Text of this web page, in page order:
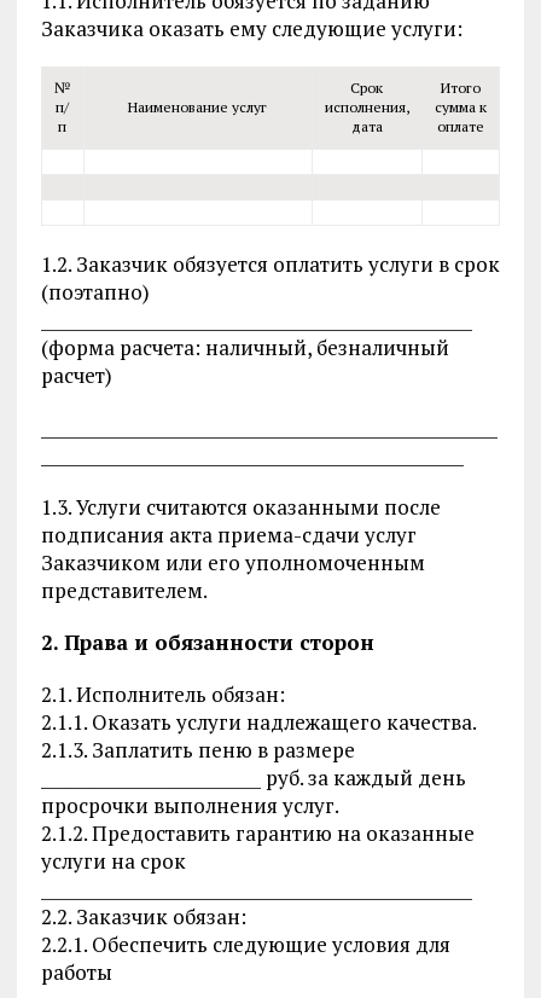
Заказчика оказать ему следующие услуги:
№
п/
п
Наименование услуг
Срок
исполнения,
дата
Итого
сумма к
оплате
1.2. Заказчик обязуется оплатить услуги в срок
(поэтапно)
(форма расчета: наличный, безналичный
расчет)
1.3. Услуги считаются оказанными после
подписания акта приема-сдачи услуг
Заказчиком или его уполномоченным
представителем.
2. Права и обязанности сторон
2.1. Исполнитель обязан:
2.1.1. Оказать услуги надлежащего качества.
2.1.3. Заплатить пеню в размере
__________________________ руб. за каждый день
просрочки выполнения услуг.
2.1.2. Предоставить гарантию на оказанные
услуги на срок
2.2. Заказчик обязан:
2.2.1. Обеспечить следующие условия для
работы